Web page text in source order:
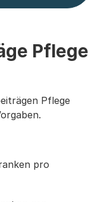
Pflege
Pflege
pro